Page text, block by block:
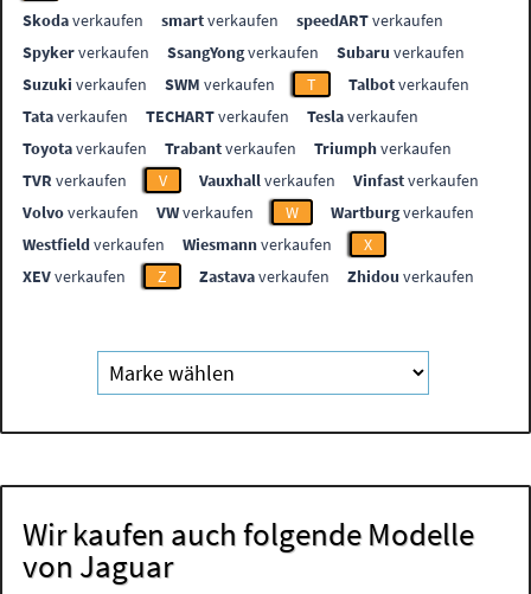
Skodaverkaufen smartverkaufen speedARTverkaufen
Spykerverkaufen SsangYongverkaufen Subaru verkaufen
Suzuki verkaufen SWM verkaufen T Talbotverkaufen
Tataverkaufen TECHARTverkaufen Teslaverkaufen
Toyotaverkaufen Trabantverkaufen Triumphverkaufen
TVR verkaufen V Vauxhallverkaufen Vinfastverkaufen
Volvoverkaufen VWverkaufen W Wartburgverkaufen
Westfieldverkaufen Wiesmannverkaufen
X
XEVverkaufen Z Zastavaverkaufen Zhidou verkaufen
Wir kaufen auch folgende Modelle
von Jaguar